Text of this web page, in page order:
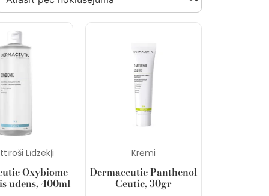
Līdzekļi
Oxybiome
ūdens, 400ml
Krēmi
Dermaceutic Panthenol
Ceutic, 30gr